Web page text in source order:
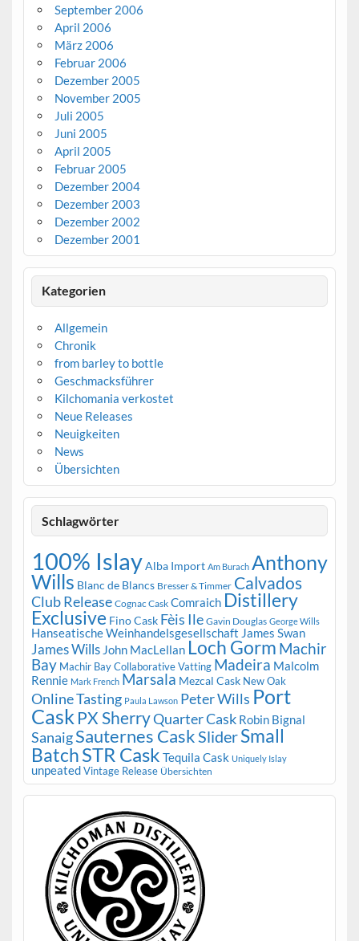
September 2006
April 2006
März 2006
Februar 2006
Dezember 2005
November 2005
Juli 2005
Juni 2005
April 2005
Februar 2005
Dezember 2004
Dezember 2003
Dezember 2002
Dezember 2001
Kategorien
Allgemein
Chronik
from barley to bottle
Geschmacksführer
Kilchomania verkostet
Neue Releases
Neuigkeiten
News
Übersichten
Schlagwörter
100% IslayAlba Import Am Burach Anthony
Wills Blanc de Blancs Bresser & Timmer Calvados
Club Release Cognac Cask Comraich Distillery
Exclusive Fino Cask Fèis Ile Gavin Douglas George Wills
Hanseatische Weinhandelsgesellschaft James Swan
James Wills John MacLellan Loch Gorm Machir
Bay Machir Bay Collaborative Vatting Madeira Malcolm
Rennie Mark French Marsala Mezcal Cask New Oak
Online Tasting Paula Lawson Peter Wills Port
Cask PX SherryQuarter Cask Robin Bignal
SanaigSauternes Cask SliderSmall
BatchSTR Cask Tequila Cask Uniquely Islay
unpeatedVintage Release Übersichten